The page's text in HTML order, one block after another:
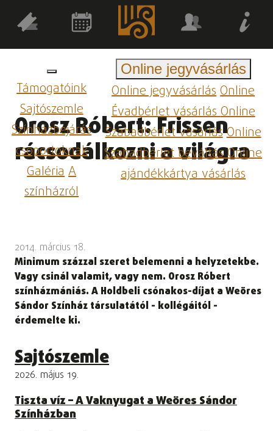
Támogatóink
Sajtószemle
Színházbejárás
csoportoknak
GalériaA
színházról
Online jegyvásárlás
Online jegyvásárlásOnline
Évadbérlet vásárlásOnline
Szabadbérlet vásárlásOnline
Szabadbérlet beváltásOnline
ajándékkártya vásárlás
Orosz Róbert: Frissen
rácsodálkozni a világra
2014. március 18.
Minimum százzal szeret belemenni a helyzetekbe.
Vagy csinál valamit, vagy nem. Orosz Róbert
színházmániás. A Holdbeli csónakos-díjat a Weöres
Sándor Színház társulatától - kollégáitól -
érdemelte ki.
Sajtószemle
2026. május 19.
Tiszta víz – A Vaknyugat a Weöres Sándor
Színházban